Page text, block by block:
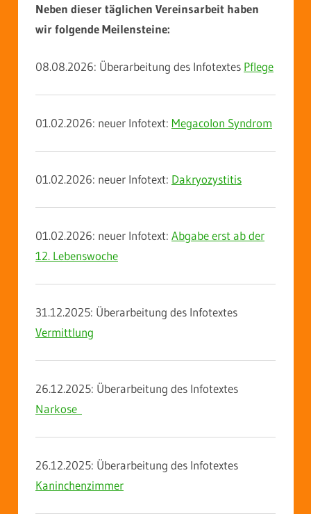
Neben dieser täglichen Vereinsarbeit haben
wir folgende Meilensteine:
08.08.2026: Überarbeitung des Infotextes Pflege
01.02.2026: neuer Infotext: Megacolon Syndrom
01.02.2026: neuer Infotext: Dakryozystitis
01.02.2026: neuer Infotext: Abgabe erst ab der
12. Lebenswoche
31.12.2025: Überarbeitung des Infotextes
Vermittlung
26.12.2025: Überarbeitung des Infotextes
Narkose
26.12.2025: Überarbeitung des Infotextes
Kaninchenzimmer